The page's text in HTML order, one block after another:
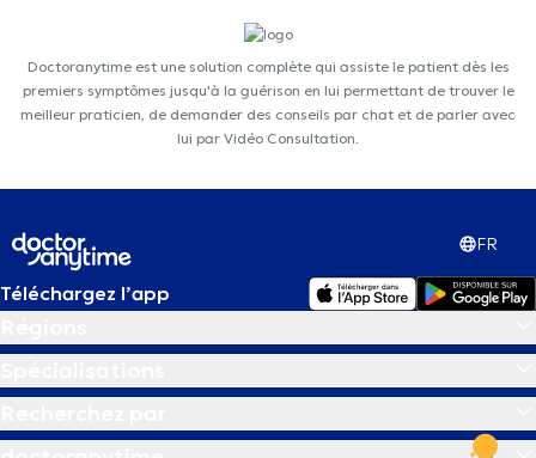
Doctoranytime est une solution complète qui assiste le patient dès les
premiers symptômes jusqu'à la guérison en lui permettant de trouver le
meilleur praticien, de demander des conseils par chat et de parler avec
lui par Vidéo Consultation.
FR
Téléchargez l’app